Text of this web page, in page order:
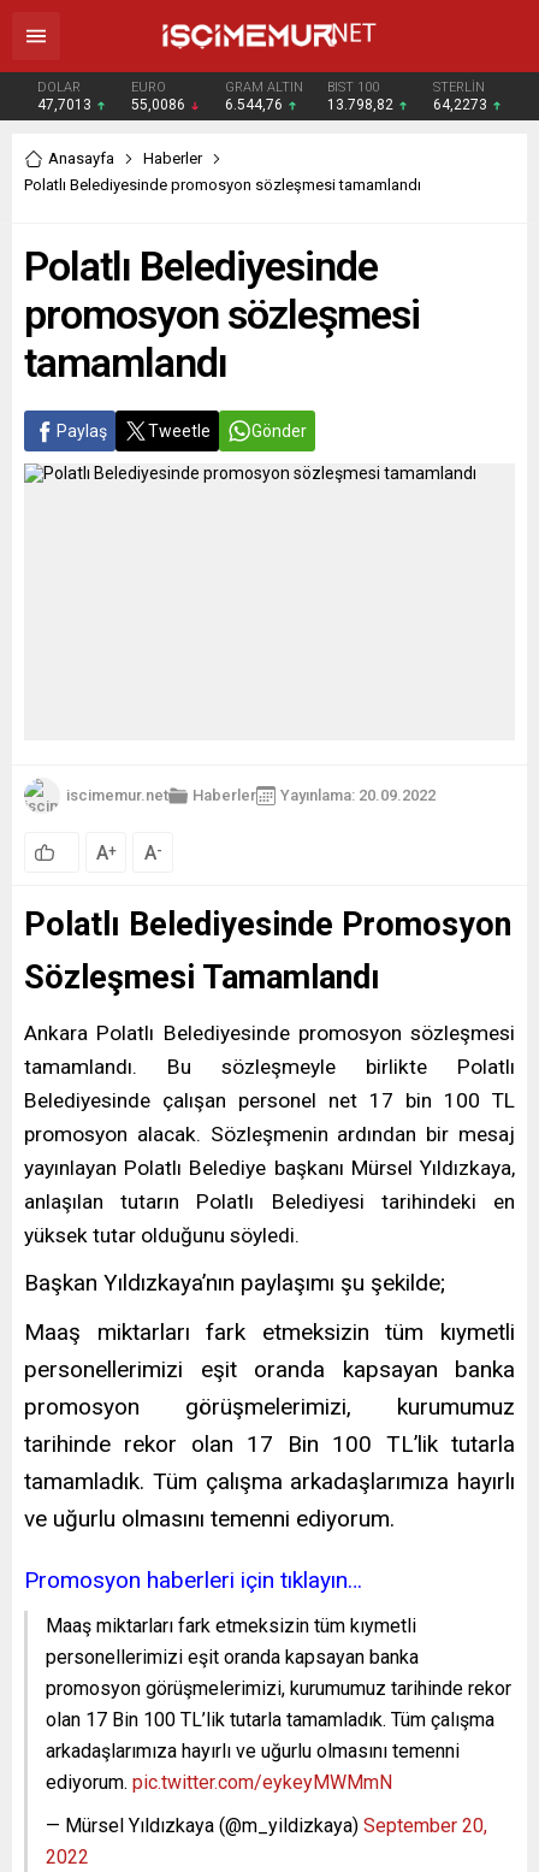
DOLAR
47,7013
EURO
55,0086
GRAM ALTIN
6.544,76
BIST 100
13.798,82
STERLİN
64,2273
Anasayfa
Haberler
Polatlı Belediyesinde promosyon sözleşmesi tamamlandı
Polatlı Belediyesinde
promosyon sözleşmesi
tamamlandı
Paylaş Tweetle Gönder
iscimemur.net Haberler Yayınlama: 20.09.2022
A+ A-
Polatlı Belediyesinde Promosyon
Sözleşmesi Tamamlandı
Ankara Polatlı Belediyesinde promosyon sözleşmesi
tamamlandı. Bu sözleşmeyle birlikte Polatlı
Belediyesinde çalışan personel net 17 bin 100 TL
promosyon alacak. Sözleşmenin ardından bir mesaj
yayınlayan Polatlı Belediye başkanı Mürsel Yıldızkaya,
anlaşılan tutarın Polatlı Belediyesi tarihindeki en
yüksek tutar olduğunu söyledi.
Başkan Yıldızkaya’nın paylaşımı şu şekilde;
Maaş miktarları fark etmeksizin tüm kıymetli
personellerimizi eşit oranda kapsayan banka
promosyon görüşmelerimizi, kurumumuz
tarihinde rekor olan 17 Bin 100 TL’lik tutarla
tamamladık. Tüm çalışma arkadaşlarımıza hayırlı
ve uğurlu olmasını temenni ediyorum.
Promosyon haberleri için tıklayın…
Maaş miktarları fark etmeksizin tüm kıymetli
personellerimizi eşit oranda kapsayan banka
promosyon görüşmelerimizi, kurumumuz tarihinde rekor
olan 17 Bin 100 TL’lik tutarla tamamladık. Tüm çalışma
arkadaşlarımıza hayırlı ve uğurlu olmasını temenni
ediyorum. pic.twitter.com/eykeyMWMmN
— Mürsel Yıldızkaya (@m_yildizkaya) September 20,
2022